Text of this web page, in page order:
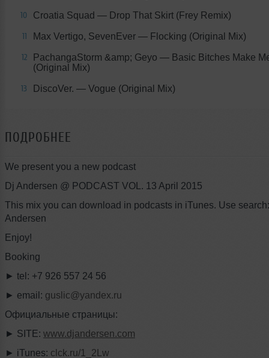
10 Croatia Squad — Drop That Skirt (Frey Remix)
11 Max Vertigo, SevenEver — Flocking (Original Mix)
12 PachangaStorm &amp; Geyo — Basic Bitches Make
(Original Mix)
13 DiscoVer. — Vogue (Original Mix)
ПОДРОБНЕЕ
We present you a new podcast
Dj Andersen @ PODCAST VOL. 13 April 2015
This mix you can download in podcasts in iTunes. Use
Andersen
Enjoy!
Booking
► tel: +7 926 557 24 56
► email: guslic@yandex.ru
Официальные страницы:
► SITE: www.djandersen.com
► iTunes: clck.ru/1_2Lw